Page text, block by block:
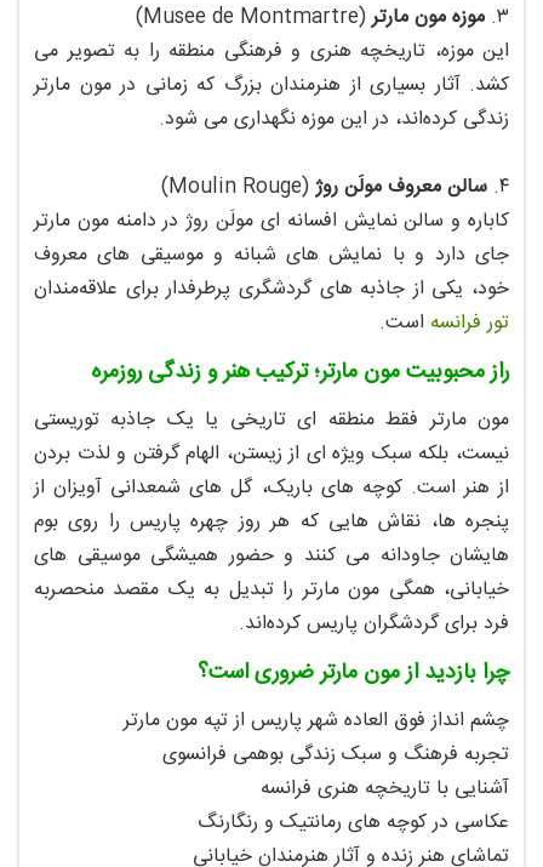
۳. موزه مون‌ مارتر(Musee de Montmartre)
این موزه، تاریخچه هنری و فرهنگی منطقه را به تصویر می‌
کشد. آثار بسیاری از هنرمندان بزرگ که زمانی در مون‌ مارتر
زندگی کرده‌اند، در این موزه نگهداری می‌ شود.
۴. سالن معروف مولَن روژ(Moulin Rouge)
کاباره و سالن نمایش افسانه‌ ای مولَن روژ در دامنه مون‌ مارتر
جای دارد و با نمایش‌ های شبانه و موسیقی‌ های معروف
خود، یکی از جاذبه‌ های گردشگری پرطرفدار برای علاقه‌مندان
تور فرانسه است.
راز محبوبیت مون‌ مارتر؛ ترکیب هنر و زندگی روزمره
مون‌ مارتر فقط منطقه‌ ای تاریخی یا یک جاذبه توریستی
نیست، بلکه سبک ویژه‌ ای از زیستن، الهام گرفتن و لذت بردن
از هنر است. کوچه‌ های باریک، گل‌ های شمعدانی آویزان از
پنجره‌ ها، نقاش‌ هایی که هر روز چهره پاریس را روی بوم‌
هایشان جاودانه می‌ کنند و حضور همیشگی موسیقی‌ های
خیابانی، همگی مون‌ مارتر را تبدیل به یک مقصد منحصربه‌
فرد برای گردشگران پاریس کرده‌اند.
چرا بازدید از مون‌ مارتر ضروری است؟
چشم‌ انداز فوق‌ العاده شهر پاریس از تپه مون‌ مارتر
تجربه فرهنگ و سبک زندگی بوهمی فرانسوی
آشنایی با تاریخچه هنری فرانسه
عکاسی در کوچه‌ های رمانتیک و رنگارنگ
تماشای هنر زنده و آثار هنرمندان خیابانی